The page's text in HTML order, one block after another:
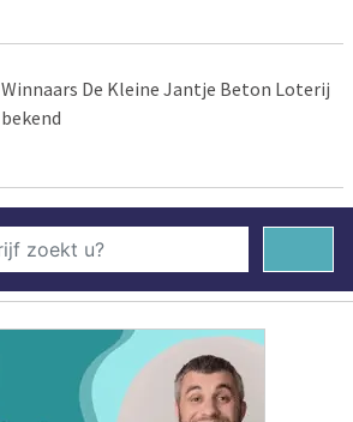
Winnaars De Kleine Jantje Beton Loterij
bekend